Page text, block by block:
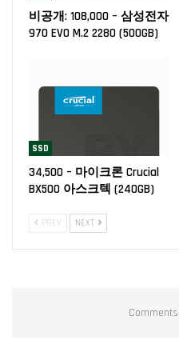
비공개: 108,000 – 삼성전자
970 EVO M.2 2280 (500GB)
SSD
34,500 – 마이크론 Crucial
BX500 아스크텍 (240GB)
PREV NEXT